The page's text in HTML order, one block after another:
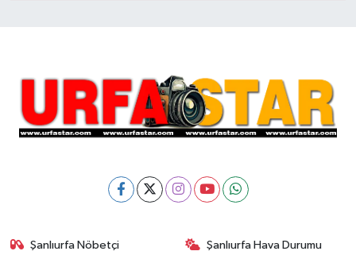
Şanlıurfa Nöbetçi
Şanlıurfa Hava Durumu